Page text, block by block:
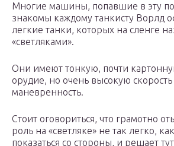
Многие машины, попавшие в эту
знакомы каждому танкисту Ворлд
легкие танки, которых на сленге
«светляками».
Они имеют тонкую, почти
орудие, но очень высокую скорость
маневренность.
Стоит оговориться, что грамотно
роль на «светляке» не так легко,
показаться со стороны, и решает